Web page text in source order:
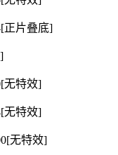
[正片叠底]
[无特效]
[无特效]
[无特效]